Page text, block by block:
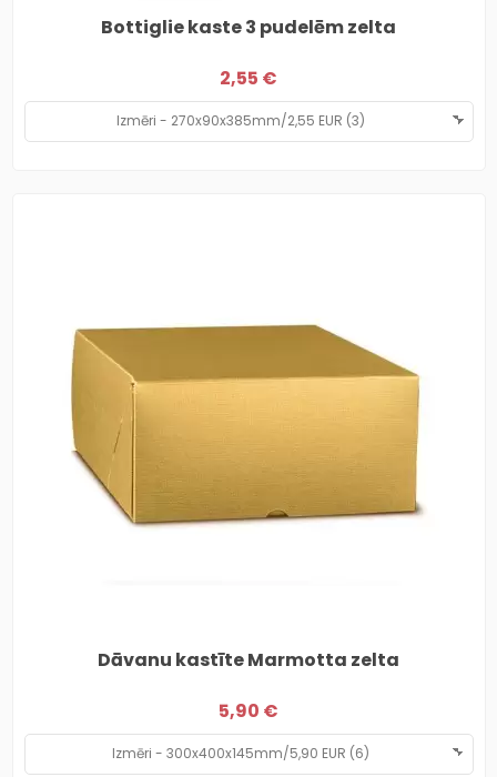
Bottiglie kaste 3 pudelēm zelta
2,55 €
Dāvanu kastīte Marmotta zelta
5,90 €